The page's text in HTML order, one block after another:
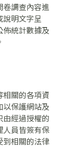
卷調查內容進
明文字呈
佈統計數據及
相關的各項資
以保護網站及
由經過授權的
人員皆簽有保
到相關的法律